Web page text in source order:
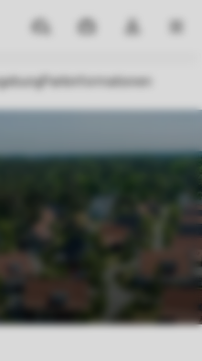
Reiseziele
Meine
Dropdown-
meines
öffnen
Preise vergleichen